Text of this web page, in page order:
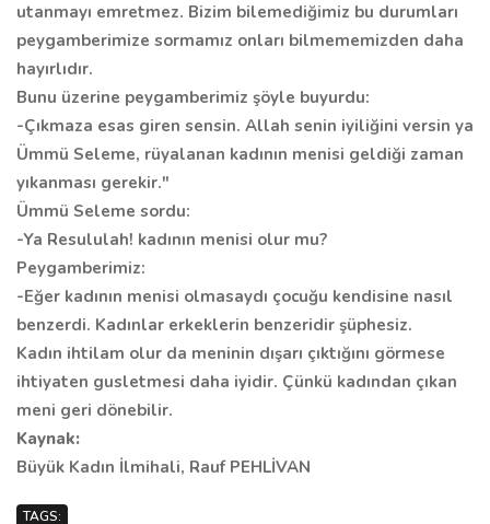
utanmayı emretmez. Bizim bilemediğimiz bu durumları
peygamberimize sormamız onları bilmememizden daha
hayırlıdır.
Bunu üzerine peygamberimiz şöyle buyurdu:
-Çıkmaza esas giren sensin. Allah senin iyiliğini versin ya
Ümmü Seleme, rüyalanan kadının menisi geldiği zaman
yıkanması gerekir."
Ümmü Seleme sordu:
-Ya Resululah! kadının menisi olur mu?
Peygamberimiz:
-Eğer kadının menisi olmasaydı çocuğu kendisine nasıl
benzerdi. Kadınlar erkeklerin benzeridir şüphesiz.
Kadın ihtilam olur da meninin dışarı çıktığını görmese
ihtiyaten gusletmesi daha iyidir. Çünkü kadından çıkan
meni geri dönebilir.
Kaynak:
Büyük Kadın İlmihali, Rauf PEHLİVAN
TAGS: